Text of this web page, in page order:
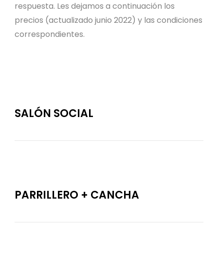
respuesta. Les dejamos a continuación los
precios (actualizado junio 2022) y las condiciones
correspondientes.
SALÓN SOCIAL
PARRILLERO + CANCHA